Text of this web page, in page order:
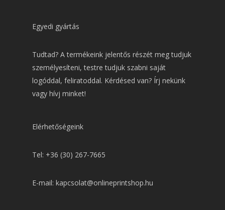
Egyedi gyártás
Tudtad? A termékeink jelentős részét meg tudjuk
személyesíteni, testre tudjuk szabni saját
logóddal, feliratoddal. Kérdésed van? Írj nekünk
vagy hívj minket!
Elérhetőségeink
Tel: +36 (30) 267-7665
E-mail: kapcsolat@onlineprintshop.hu